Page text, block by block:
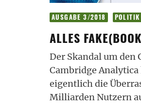
AUSGABE 3/2018 POLITIK
ALLES
Der Skandal um den
Cambridge
eigentlich die
Milliarden Nutzern